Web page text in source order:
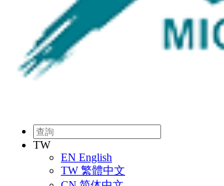
TW
EN English
TW 繁體中文